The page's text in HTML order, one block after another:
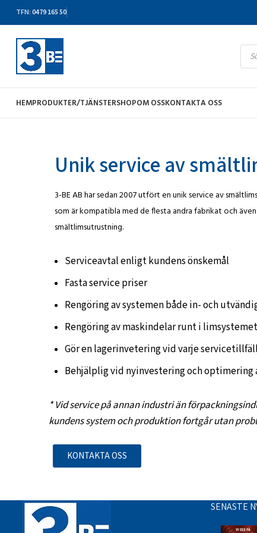
TFN: 0479 165 50
HEMPRODUKTER/TJÄNSTERSHOPOM OSSKONTAKTA OSS
Unik service av
3-BE AB har sedan 2007 utfört en unik service av
som är kompatibla med de flesta andra fabrikat och
smältlimsutrustning.
Serviceavtal enligt kundens önskemål
Fasta service priser
Rengöring av systemen både in- och
Rengöring av maskindelar runt i limsystemet
Gör en lagerinvetering vid varje
Behjälplig vid nyinvestering och
* Vid service på annan industri än
kundens system och produktion fortgår utan
KONTAKTA OSS
SENASTE